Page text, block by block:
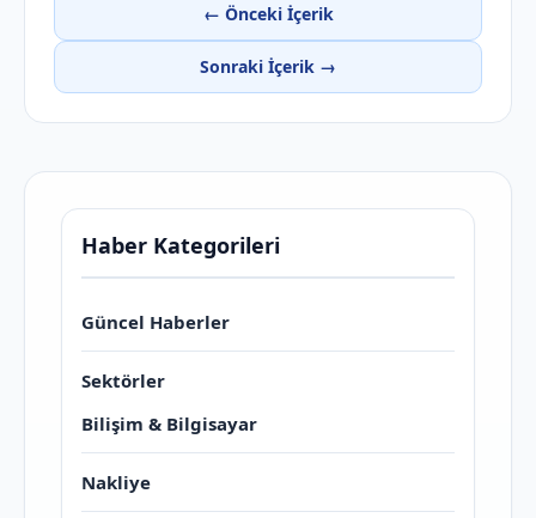
← Önceki İçerik
Sonraki İçerik →
Haber Kategorileri
Güncel Haberler
Sektörler
Bilişim & Bilgisayar
Nakliye